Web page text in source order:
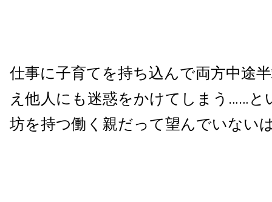
仕事に子育てを持ち込んで両方中途
え他人にも迷惑をかけてしまう……と
坊を持つ働く親だって望んでいない